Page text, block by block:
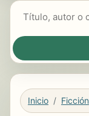
Inicio Ficción